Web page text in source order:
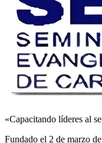
«Capacitando líderes al
Fundado el 2 de marzo